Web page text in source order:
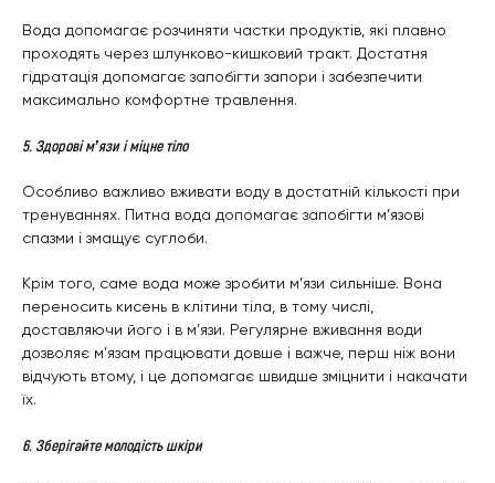
Вода допомагає розчиняти частки продуктів, які плавно
проходять через шлунково-кишковий тракт. Достатня
гідратація допомагає запобігти запори і забезпечити
максимально комфортне травлення.
5. Здорові м’язи і міцне тіло
Особливо важливо вживати воду в достатній кількості при
тренуваннях. Питна вода допомагає запобігти м’язові
спазми і змащує суглоби.
Крім того, саме вода може зробити м’язи сильніше. Вона
переносить кисень в клітини тіла, в тому числі,
доставляючи його і в м’язи. Регулярне вживання води
дозволяє м’язам працювати довше і важче, перш ніж вони
відчують втому, і це допомагає швидше зміцнити і накачати
їх.
6. Зберігайте молодість шкіри